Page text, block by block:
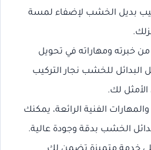
بديل الخشب لإضفاء لمسة
خبرته ومهاراته في تحويل
للخشب نجار التركيب
لك.
الفنية الرائعة، يمكنك
الخشب بدقة وجودة عالية.